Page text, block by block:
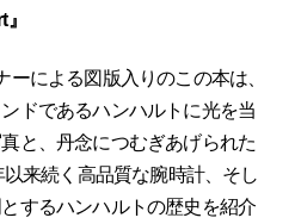
による図版入りのこの本は、
ドであるハンハルトに光を当
と、丹念につむぎあげられた
来続く高品質な腕時計、そし
するハンハルトの歴史を紹介